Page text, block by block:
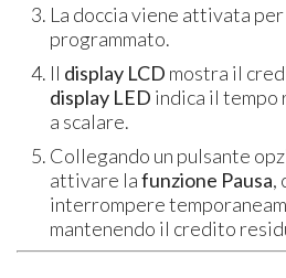
La doccia viene attivata
programmato.
Il display LCD mostra il
display LED indica il tempo
a scalare.
Collegando un pulsante
attivare lafunzione Pausa,
interrompere
mantenendo il credito